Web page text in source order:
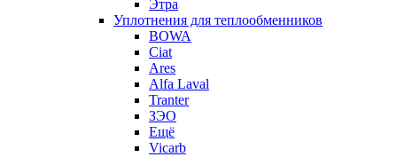
Этра
Уплотнения для теплообменников
BOWA
Ciat
Ares
Alfa Laval
Tranter
ЗЭО
Ещё
Vicarb